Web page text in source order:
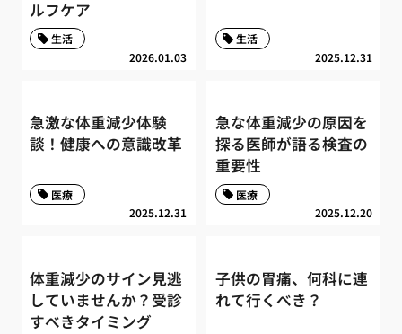
ルフケア
2026.01.03
生活
2025.12.31
生活
急激な体重減少体験
談！健康への意識改革
2025.12.31
医療
急な体重減少の原因を
探る医師が語る検査の
重要性
2025.12.20
医療
体重減少のサイン見逃
していませんか？受診
すべきタイミング
子供の胃痛、何科に連
れて行くべき？